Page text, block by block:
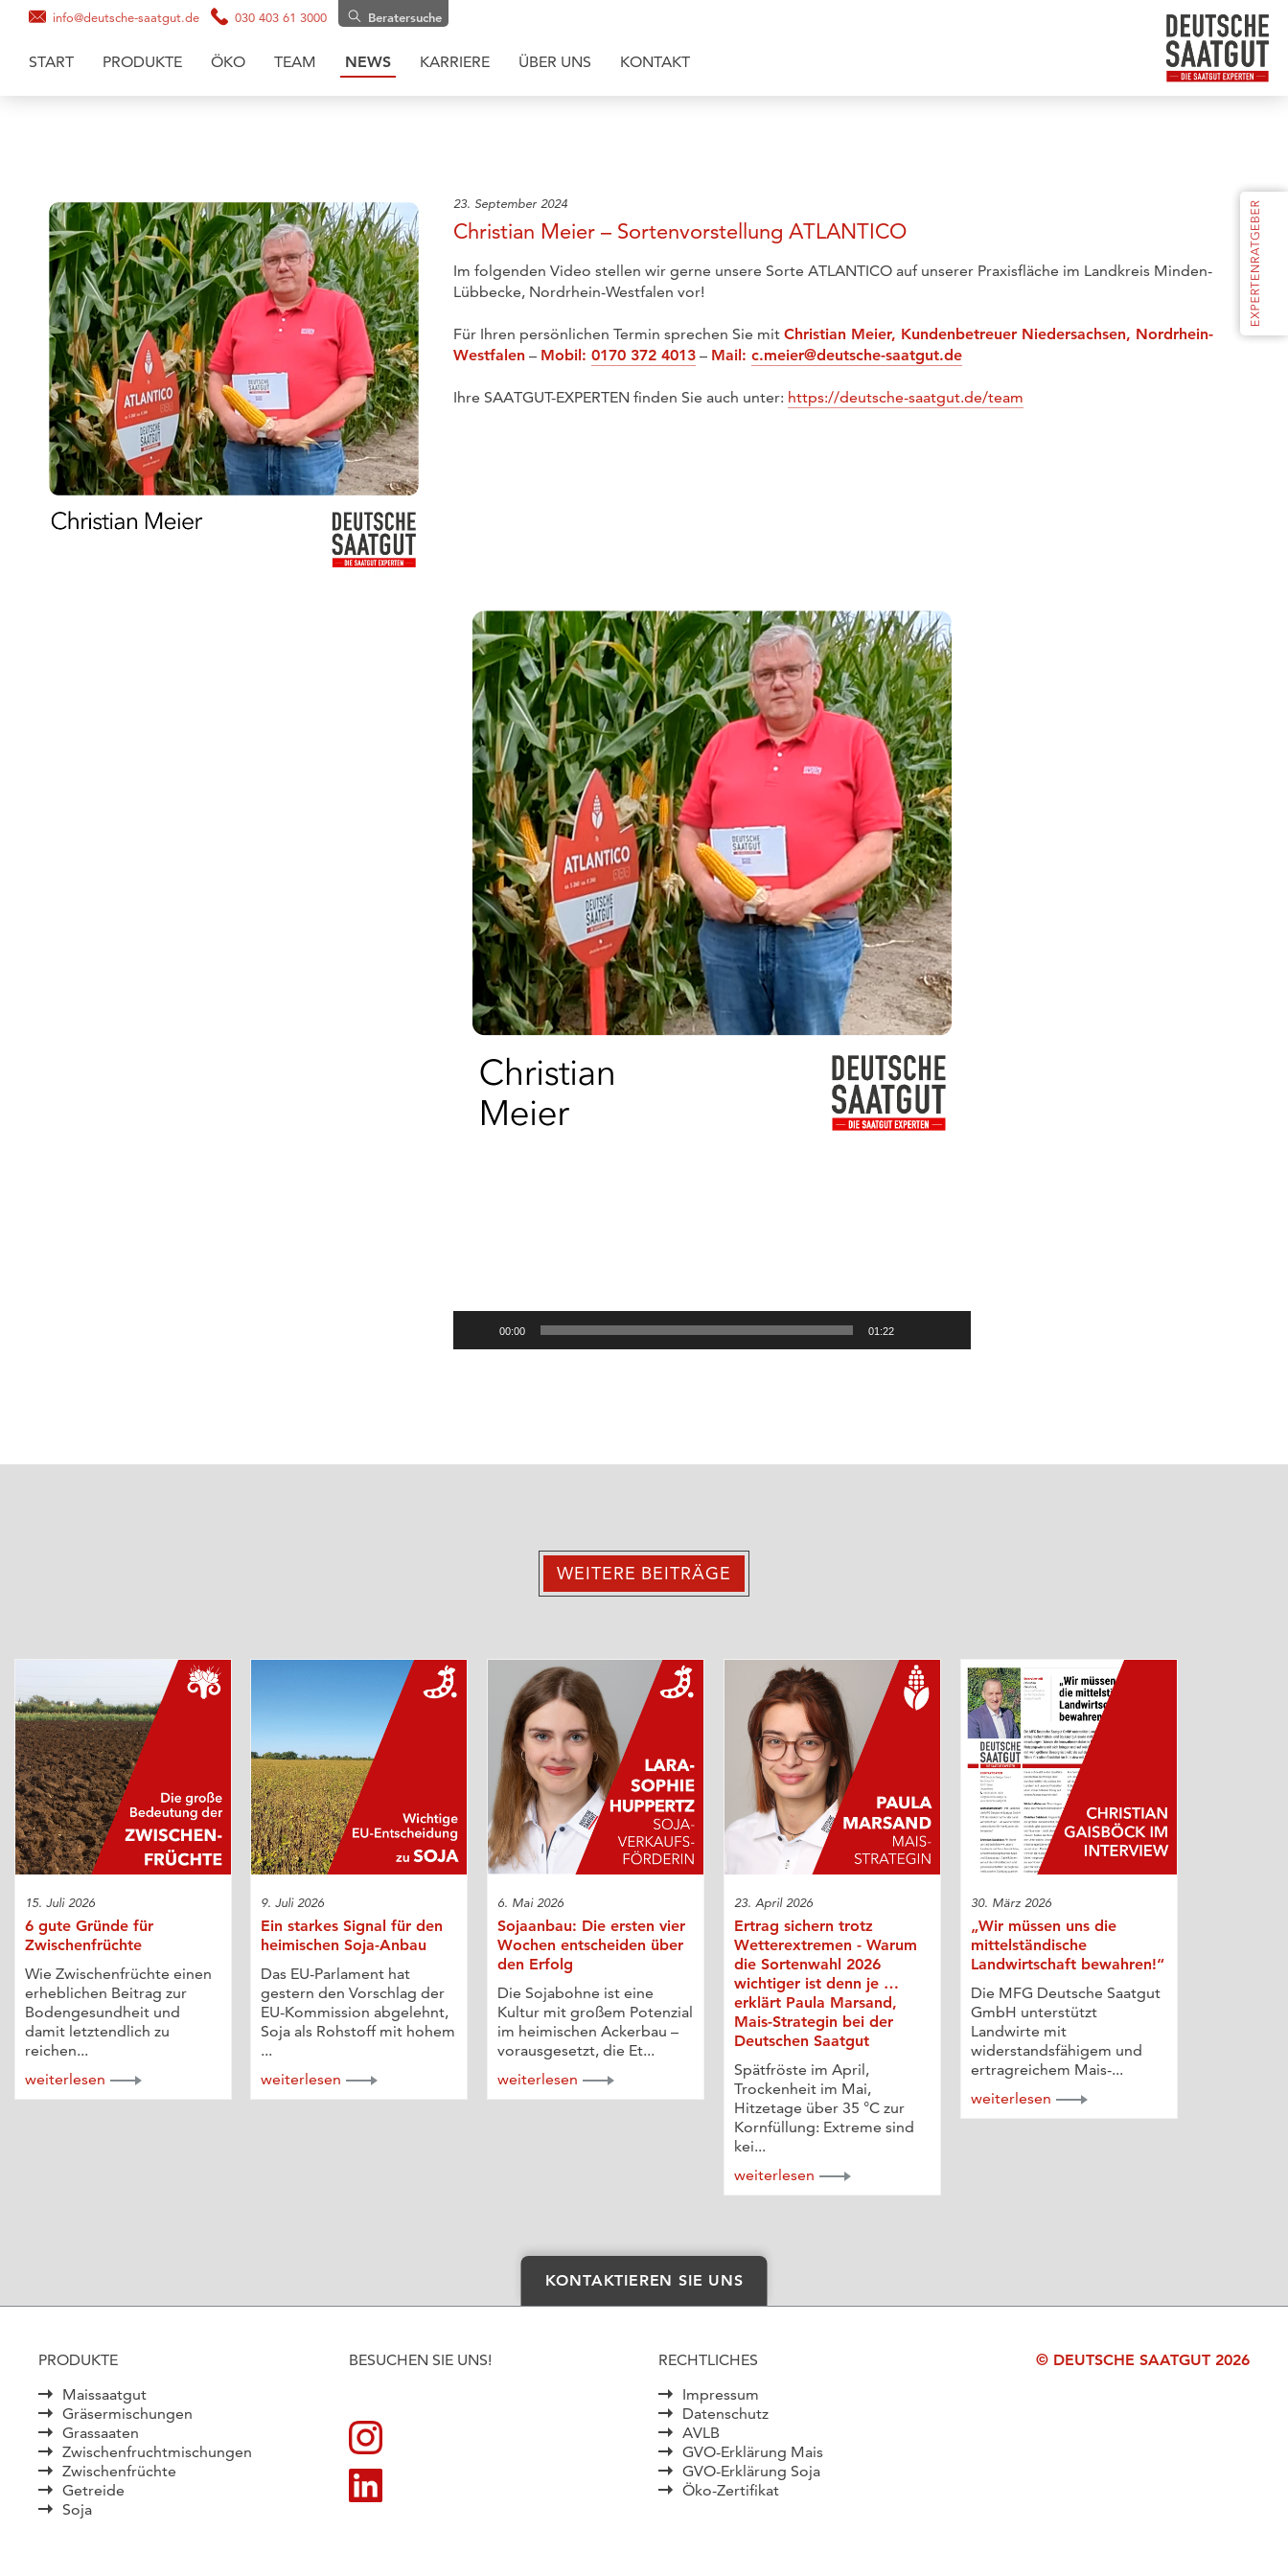
info@deutsche-saatgut.de 030 403 61 3000 Beratersuche
START PRODUKTE
Zwischenfrüchte
Getreide
Gräsermischungen
Grassaaten
Sonnenblumen
ÖKO TEAM NEWS KARRIERE ÜBER UNS KONTAKT
23. September 2024
Christian Meier – Sortenvorstellung ATLANTICO
Im folgenden Video stellen wir gerne unsere Sorte ATLANTICO auf unserer Praxisfläche im Landkreis Minden-
Lübbecke, Nordrhein-Westfalen vor!
Für Ihren persönlichen Termin sprechen Sie mit Christian Meier, Kundenbetreuer Niedersachsen, Nordrhein-
Westfalen – Mobil: 0170 372 4013– Mail: c.meier@deutsche-saatgut.de
Ihre SAATGUT-EXPERTEN finden Sie auch unter: https://deutsche-saatgut.de/team
00:00 01:22
WEITERE BEITRÄGE
15. Juli 2026
6 gute Gründe für
Zwischenfrüchte
Wie Zwischenfrüchte einen
erheblichen Beitrag zur
Bodengesundheit und
damit letztendlich zu
reichen...
weiterlesen
9. Juli 2026
Ein starkes Signal für den
heimischen Soja-Anbau
Das EU-Parlament hat
gestern den Vorschlag der
EU-Kommission abgelehnt,
Soja als Rohstoff mit hohem
...
weiterlesen
6. Mai 2026
Sojaanbau: Die ersten vier
Wochen entscheiden über
den Erfolg
Die Sojabohne ist eine
Kultur mit großem Potenzial
im heimischen Ackerbau –
vorausgesetzt, die Et...
weiterlesen
23. April 2026
Ertrag sichern trotz
Wetterextremen - Warum
die Sortenwahl 2026
wichtiger ist denn je …
erklärt Paula Marsand,
Mais-Strategin bei der
Deutschen Saatgut
Spätfröste im April,
Trockenheit im Mai,
Hitzetage über 35 °C zur
Kornfüllung: Extreme sind
kei...
weiterlesen
30. März 2026
„Wir müssen uns die
mittelständische
Landwirtschaft bewahren!“
Die MFG Deutsche Saatgut
GmbH unterstützt
Landwirte mit
widerstandsfähigem und
ertragreichem Mais-...
weiterlesen
KONTAKTIEREN SIE UNS
PRODUKTE
Maissaatgut
Gräsermischungen
Grassaaten
Zwischenfruchtmischungen
Zwischenfrüchte
Getreide
Soja
BESUCHEN SIE UNS!
RECHTLICHES
Impressum
Datenschutz
AVLB
GVO-Erklärung Mais
GVO-Erklärung Soja
Öko-Zertifikat
© DEUTSCHE SAATGUT 2026